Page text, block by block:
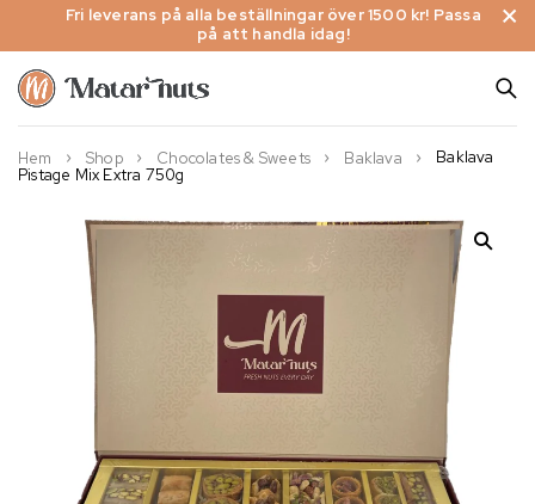
Fri leverans på alla beställningar över 1500 kr! Passa
på att handla idag!
Hem Shop Chocolates & Sweets Baklava
Baklava
Pistage Mix Extra 750g